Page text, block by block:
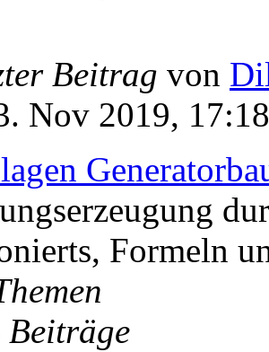
Beitrag von
Nov 2019, 17:18
Formeln
Beiträge